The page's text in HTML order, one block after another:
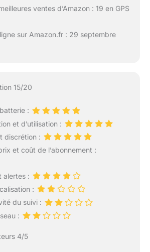
ventes d’Amazon : 19 en GPS
sur Amazon.fr : 29 septembre
15/20
:
et d’utilisation :
discrétion :
et coût de l’abonnement :
alertes :
:
du suivi :
:
4/5